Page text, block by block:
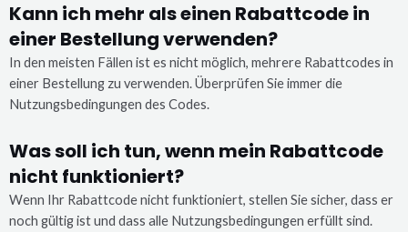
Kann ich mehr als einen Rabattcode in
einer Bestellung verwenden?
In den meisten Fällen ist es nicht möglich, mehrere Rabattcodes in
einer Bestellung zu verwenden. Überprüfen Sie immer die
Nutzungsbedingungen des Codes.
Was soll ich tun, wenn mein Rabattcode
nicht funktioniert?
Wenn Ihr Rabattcode nicht funktioniert, stellen Sie sicher, dass er
noch gültig ist und dass alle Nutzungsbedingungen erfüllt sind.